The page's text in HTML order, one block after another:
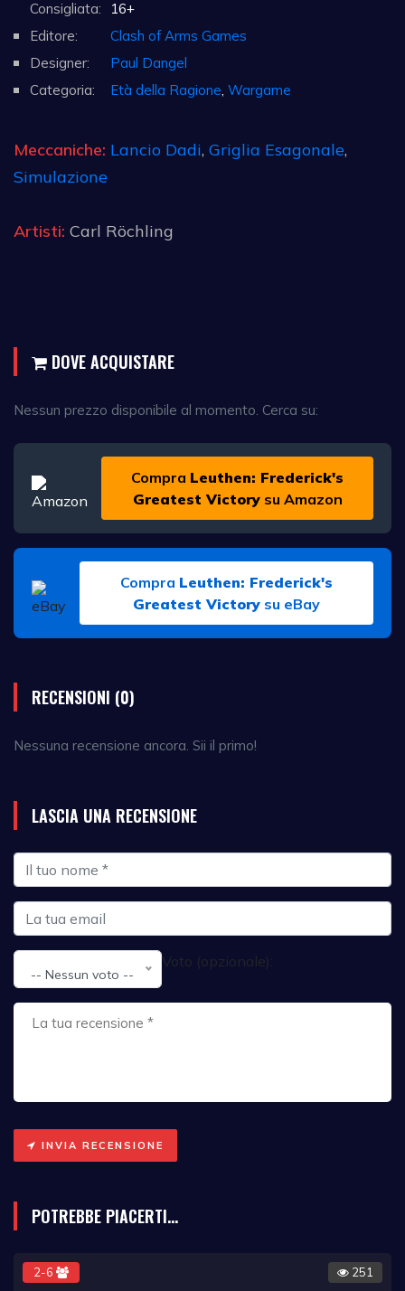
Consigliata:
16+
Editore:
Clash of Arms Games
Designer:
Paul Dangel
Categoria:
Età della Ragione Wargame
Meccaniche: Lancio Dadi, Griglia Esagonale,
Simulazione
Artisti: Carl Röchling
DOVE ACQUISTARE
Nessun prezzo disponibile al momento. Cerca su:
Compra Leuthen: Frederick's
Greatest Victorysu Amazon
Compra Leuthen: Frederick's
Greatest Victory su eBay
RECENSIONI (0)
Nessuna recensione ancora. Sii il primo!
LASCIA UNA RECENSIONE
Voto (opzionale):
-- Nessun voto --
INVIA RECENSIONE
POTREBBE PIACERTI...
2-6 251